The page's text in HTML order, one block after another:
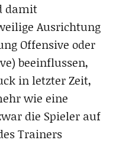
damit
Ausrichtung
Offensive oder
beeinflussen,
in letzter Zeit,
wie eine
die Spieler auf
Trainers